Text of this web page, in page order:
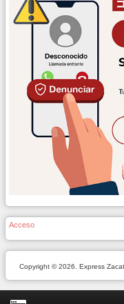
Acceso
Copyright © 2026. Express